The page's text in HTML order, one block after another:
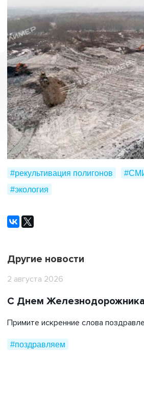
#рекультивация полигонов
#экология
Другие новости
2 августа 2026
С Днем
Примите искренние слова
#поздравляем